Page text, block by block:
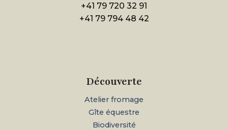
+41 79 720 32 91
+41 79 794 48 42
Découverte
Atelier fromage
Gîte équestre
Biodiversité